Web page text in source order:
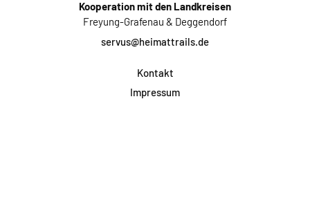
Kooperation mit den Landkreisen
Freyung-Grafenau & Deggendorf
servus@heimattrails.de
Kontakt
Impressum